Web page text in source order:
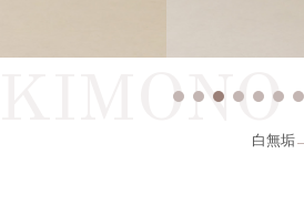
KIMONO
白無垢